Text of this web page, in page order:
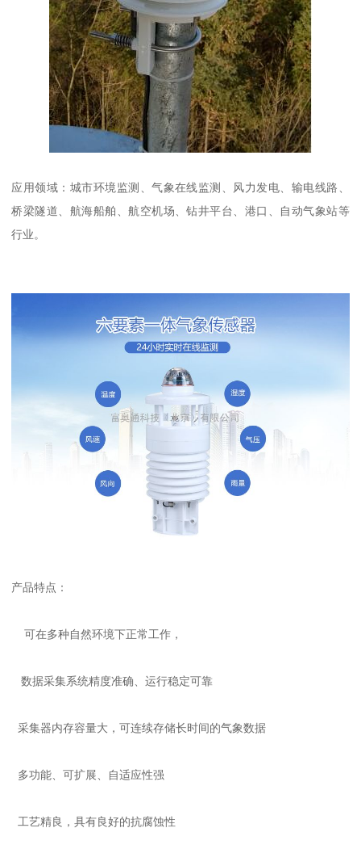
应用领域：城市环境监测、气象在线监测、风力发电、输电线路、
桥梁隧道、航海船舶、航空机场、钻井平台、港口、自动气象站等
行业。
产品特点：
可在多种自然环境下正常工作，
数据采集系统精度准确、运行稳定可靠
采集器内存容量大，可连续存储长时间的气象数据
多功能、可扩展、自适应性强
工艺精良，具有良好的抗腐蚀性